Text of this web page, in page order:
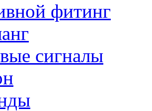
фитинг
сигналы